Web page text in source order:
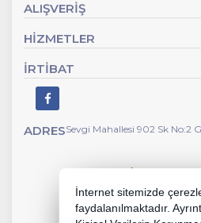
ALIŞVERİŞ
HİZMETLER
İRTİBAT
ADRESSevgi Mahallesi 902 Sk No:2
İnternet sitemizde
faydalanılmaktadır.